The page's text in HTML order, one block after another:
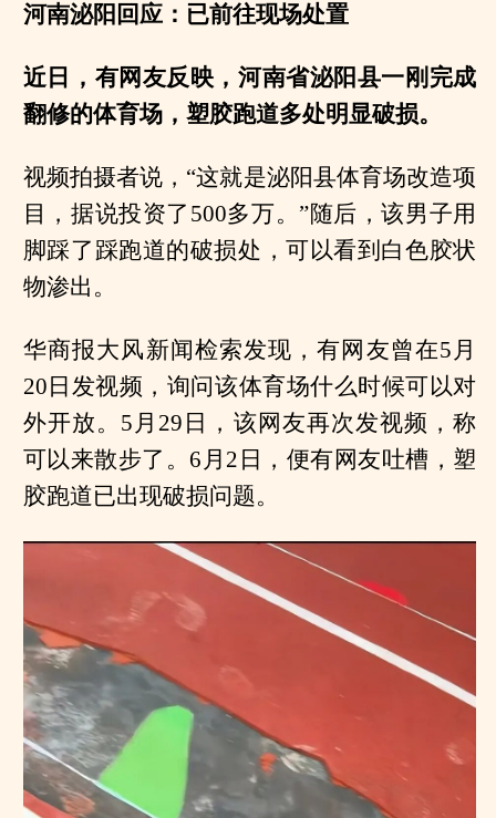
河南泌阳回应：已前往现场处置
近日，有网友反映，河南省泌阳县一刚完成
翻修的体育场，塑胶跑道多处明显破损。
视频拍摄者说，“这就是泌阳县体育场改造项
目，据说投资了500多万。”随后，该男子用
脚踩了踩跑道的破损处，可以看到白色胶状
物渗出。
华商报大风新闻检索发现，有网友曾在5月
20日发视频，询问该体育场什么时候可以对
外开放。5月29日，该网友再次发视频，称
可以来散步了。6月2日，便有网友吐槽，塑
胶跑道已出现破损问题。